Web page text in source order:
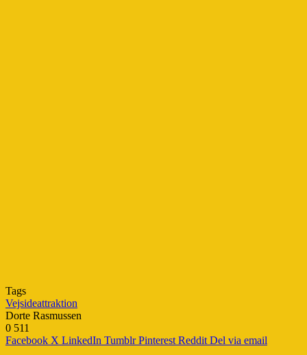
Tags
Vejsideattraktion
Dorte Rasmussen
0 511
Facebook X LinkedIn Tumblr Pinterest Reddit Del via email